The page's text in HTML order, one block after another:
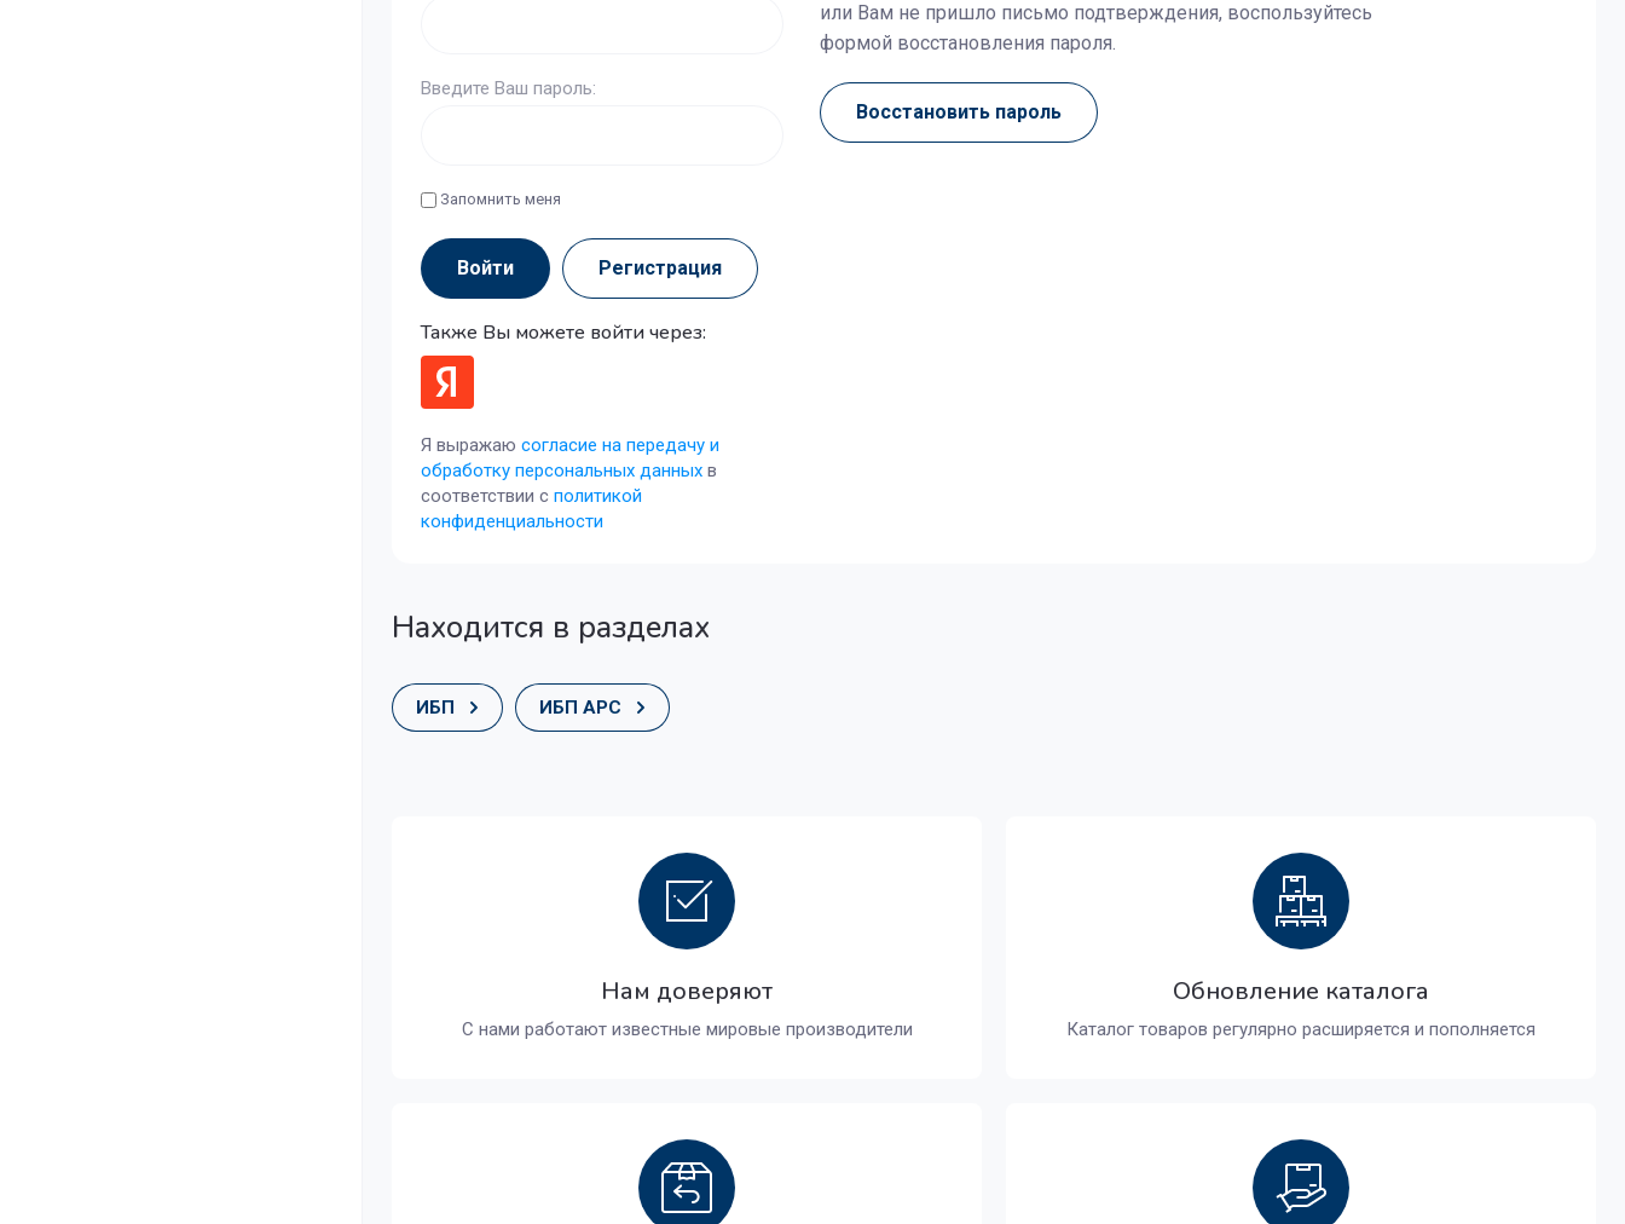
Введите Ваш пароль:
Запомнить меня
Войти Регистрация
или Вам не пришло письмо подтверждения, воспользуйтесь
формой восстановления пароля.
Восстановить пароль
Также Вы можете войти через:
Я выражаю согласие на передачу и
обработку персональных данных в
соответствии с политикой
конфиденциальности
Находится в разделах
ИБП ИБП APC
Нам доверяют
С нами работают известные мировые производители
Обновление каталога
Каталог товаров регулярно расширяется и пополняется